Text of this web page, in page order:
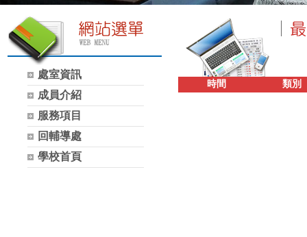
處室資訊
成員介紹
服務項目
回輔導處
學校首頁
時間 類別